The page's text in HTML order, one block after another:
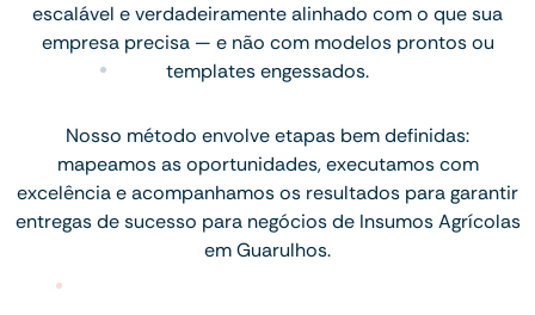
escalável e verdadeiramente alinhado com o que sua
empresa precisa — e não com modelos prontos ou
templates engessados.
Nosso método envolve etapas bem definidas:
mapeamos as oportunidades, executamos com
excelência e acompanhamos os resultados para garantir
entregas de sucesso para negócios de Insumos Agrícolas
em Guarulhos.